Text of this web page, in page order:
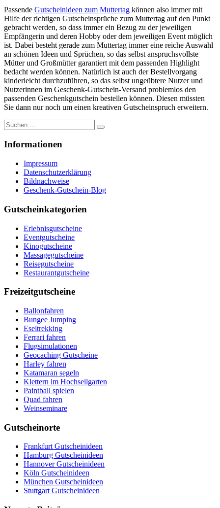
Passende Gutscheinideen zum Muttertag können also immer mit
Hilfe der richtigen Gutscheinsprüche zum Muttertag auf den Punkt
gebracht werden, so dass immer ein Bezug zu der jeweiligen
Empfängerin und deren Hobby oder dem jeweiligen Event möglich
ist. Dabei besteht gerade zum Muttertag immer eine reiche Auswahl
an schönen Ideen und Sprüchen, so das selbst anspruchsvollste
Mütter und Großmütter garantiert mit dem passenden Highlight
bedacht werden können. Natürlich ist auch der Bestellvorgang
kinderleicht durchzuführen, so das selbst ungeübtere Nutzer und
Nutzerinnen im Geschenk-Gutschein-Versand problemlos den
passenden Geschenkgutschein bestellen können. Diesen müssten
Sie dann nur noch um einen kreativen Gutscheinspruch erweitern.
Suche
nach:
Informationen
Impressum
Datenschutzerklärung
Bildnachweise
Geschenk-Gutschein-Blog
Gutscheinkategorien
Erlebnisgutscheine
Eventgutscheine
Kinogutscheine
Massagegutscheine
Reisegutscheine
Restaurantgutscheine
Freizeitgutscheine
Ballonfahren
Bungee Jumping
Eseltrekking
Ferrari fahren
Flugsimulationen
Geocaching Gutscheine
Harley fahren
Katamaran segeln
Klettern im Hochseilgarten
Paintball spielen
Quad fahren
Weinseminare
Gutscheinorte
Frankfurt Gutscheinideen
Hamburg Gutscheinideen
Hannover Gutscheinideen
Köln Gutscheinideen
München Gutscheinideen
Stuttgart Gutscheinideen